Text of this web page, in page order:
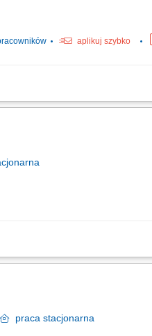
aplikuj szybko
restauracji. Monitorowanie
z Szefem Kuchni i pozostałym
praca stacjonarna